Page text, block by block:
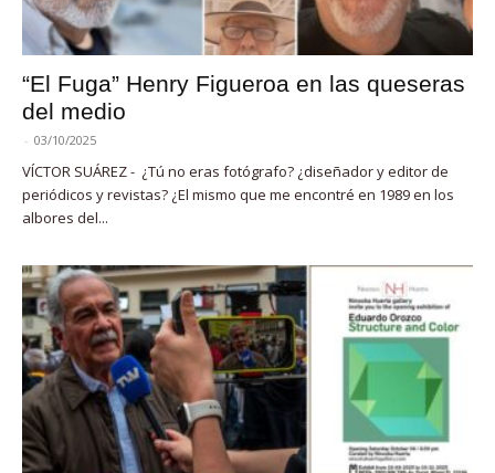
“El Fuga” Henry Figueroa en las queseras
del medio
- 03/10/2025
VÍCTOR SUÁREZ - ¿Tú no eras fotógrafo? ¿diseñador y editor de
periódicos y revistas? ¿El mismo que me encontré en 1989 en los
albores del...